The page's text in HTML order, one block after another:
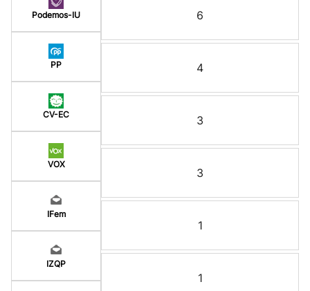
Podemos-IU
PP
CV-EC
VOX
IFem
IZQP
6
4
3
3
1
1